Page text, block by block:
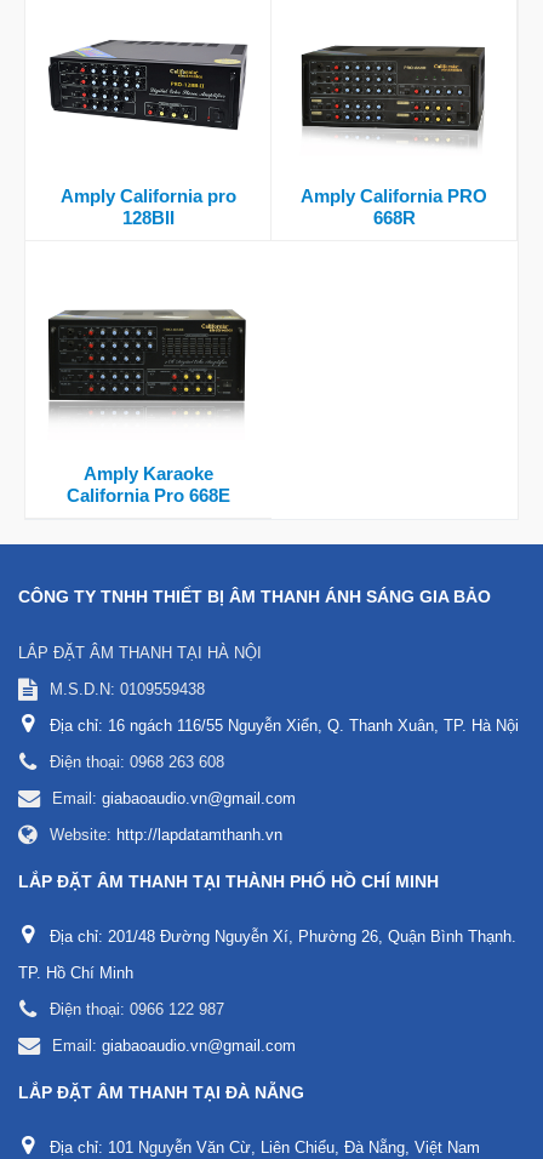
Amply California pro
128BII
Amply California PRO
668R
Amply Karaoke
California Pro 668E
CÔNG TY TNHH THIẾT BỊ ÂM THANH ÁNH SÁNG GIA BẢO
LẮP ĐẶT ÂM THANH TẠI HÀ NỘI
M.S.D.N: 0109559438
Địa chỉ: 16 ngách 116/55 Nguyễn Xiển, Q. Thanh Xuân, TP. Hà Nội
Điện thoại: 0968 263 608
Email: giabaoaudio.vn@gmail.com
Website: http://lapdatamthanh.vn
LẮP ĐẶT ÂM THANH TẠI THÀNH PHỐ HỒ CHÍ MINH
Địa chỉ: 201/48 Đường Nguyễn Xí, Phường 26, Quận Bình Thạnh.
TP. Hồ Chí Minh
Điện thoại: 0966 122 987
Email: giabaoaudio.vn@gmail.com
LẮP ĐẶT ÂM THANH TẠI ĐÀ NẴNG
Địa chỉ: 101 Nguyễn Văn Cừ, Liên Chiểu, Đà Nẵng, Việt Nam